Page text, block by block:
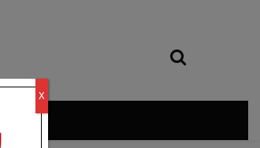
X